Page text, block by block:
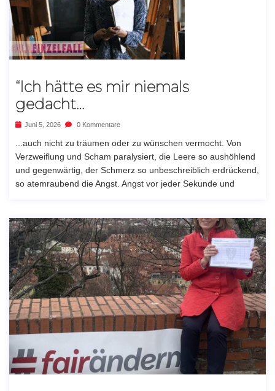
“Ich hätte es mir niemals
gedacht…
Juni 5, 2026 0 Kommentare
...auch nicht zu träumen oder zu wünschen vermocht. Von
Verzweiflung und Scham paralysiert, die Leere so aushöhlend
und gegenwärtig, der Schmerz so unbeschreiblich erdrückend,
so atemraubend die Angst. Angst vor jeder Sekunde und